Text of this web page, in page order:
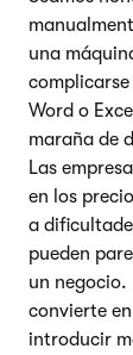
una
Word o
maraña de
Las
en los
a
pueden
un negocio.
convierte
introducir